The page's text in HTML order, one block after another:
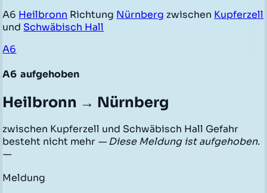
A6 Heilbronn Richtung Nürnberg zwischen Kupferzell
und Schwäbisch Hall
A6
A6 aufgehoben
Heilbronn → Nürnberg
zwischen Kupferzell und Schwäbisch Hall Gefahr
besteht nicht mehr — Diese Meldung ist aufgehoben.
—
Meldung